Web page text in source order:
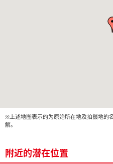
※上述地图表示的为原始所在地及拍摄地的
解。
附近的潜在位置